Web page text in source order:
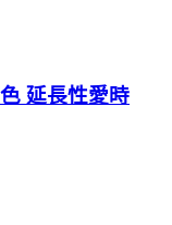
延長性愛時